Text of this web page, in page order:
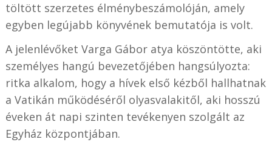
töltött szerzetes élménybeszámolóján, amely
egyben legújabb könyvének bemutatója is volt.
A jelenlévőket Varga Gábor atya köszöntötte, aki
személyes hangú bevezetőjében hangsúlyozta:
ritka alkalom, hogy a hívek első kézből hallhatnak
a Vatikán működéséről olyasvalakitől, aki hosszú
éveken át napi szinten tevékenyen szolgált az
Egyház központjában.